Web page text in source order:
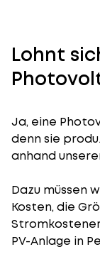
Lohnt
Ja, eine
denn sie
anhand
Dazu müssen
Kosten, die
PV-Anlage in